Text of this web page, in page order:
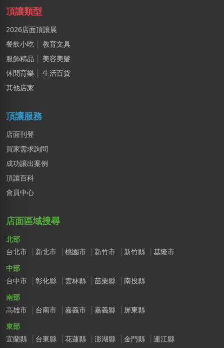
廖X姐
南投縣｜預算 10萬~30萬元
徐X維
桃園市｜預算 10萬~30萬元
廖X珍
新北市｜預算 10萬~30萬元
台北市｜預算 50萬~100萬元
頂讓類型
2026店面頂讓展
餐飲小吃
教育文具
服飾精品
美容美髮
休閒育樂
生活百貨
其他店家
頂讓服務
店面刊登
買家需求詢問
成功讓出案例
頂讓百科
會員中心
店面區域搜尋
北部
台北市
新北市 桃園市 新竹市 新竹縣
基隆市
中部
台中市
彰化縣 雲林縣 苗栗縣
南投縣
南部
高雄市
台南市 嘉義市 嘉義縣
屏東縣
東部
宜蘭縣
台東縣 花蓮縣 澎湖縣 金門縣 連江縣